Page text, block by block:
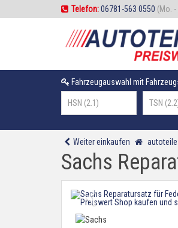
Telefon:06781-563 0550 (Mo. -
Fahrzeugauswahl mit
Weiter einkaufen
Sachs